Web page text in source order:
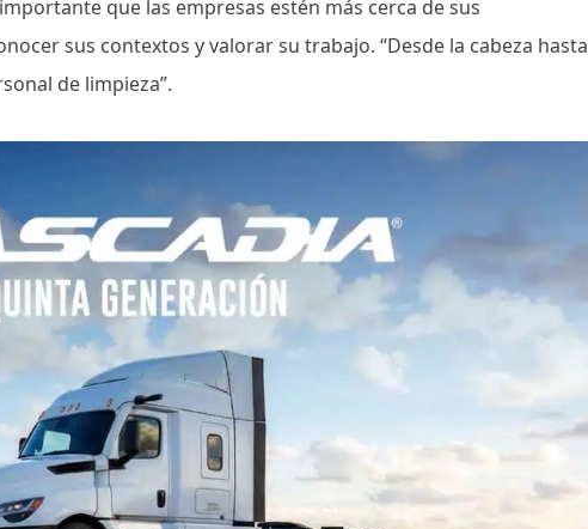
que las empresas estén más cerca de sus
sus contextos y valorar su trabajo. “Desde la cabeza hasta
de limpieza”.